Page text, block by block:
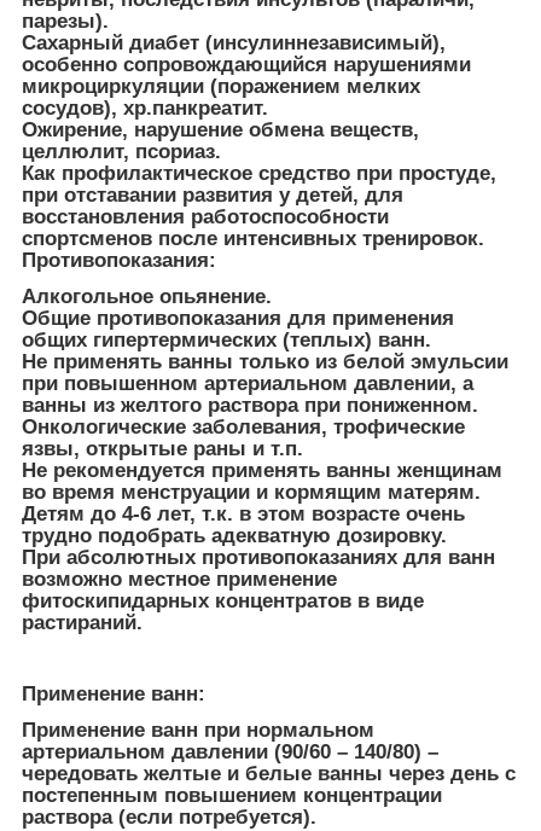
парезы).
Сахарный диабет (инсулиннезависимый),
особенно сопровождающийся нарушениями
микроциркуляции (поражением мелких
сосудов), хр.панкреатит.
Ожирение, нарушение обмена веществ,
целлюлит, псориаз.
Как профилактическое средство при простуде,
при отставании развития у детей, для
восстановления работоспособности
спортсменов после интенсивных тренировок.
Противопоказания:
Алкогольное опьянение.
Общие противопоказания для применения
общих гипертермических (теплых) ванн.
Не применять ванны только из белой эмульсии
при повышенном артериальном давлении, а
ванны из желтого раствора при пониженном.
Онкологические заболевания, трофические
язвы, открытые раны и т.п.
Не рекомендуется применять ванны женщинам
во время менструации и кормящим матерям.
Детям до 4-6 лет, т.к. в этом возрасте очень
трудно подобрать адекватную дозировку.
При абсолютных противопоказаниях для ванн
возможно местное применение
фитоскипидарных концентратов в виде
растираний.
Применение ванн:
Применение ванн при нормальном
артериальном давлении (90/60 – 140/80) –
чередовать желтые и белые ванны через день с
постепенным повышением концентрации
раствора (если потребуется).